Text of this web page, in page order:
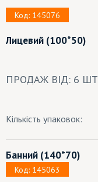
Код: 145076
Лицевий (100*50)
ПРОДАЖ ВІД: 6 ШТ
Кількість упаковок:
Банний (140*70)
Код: 145063